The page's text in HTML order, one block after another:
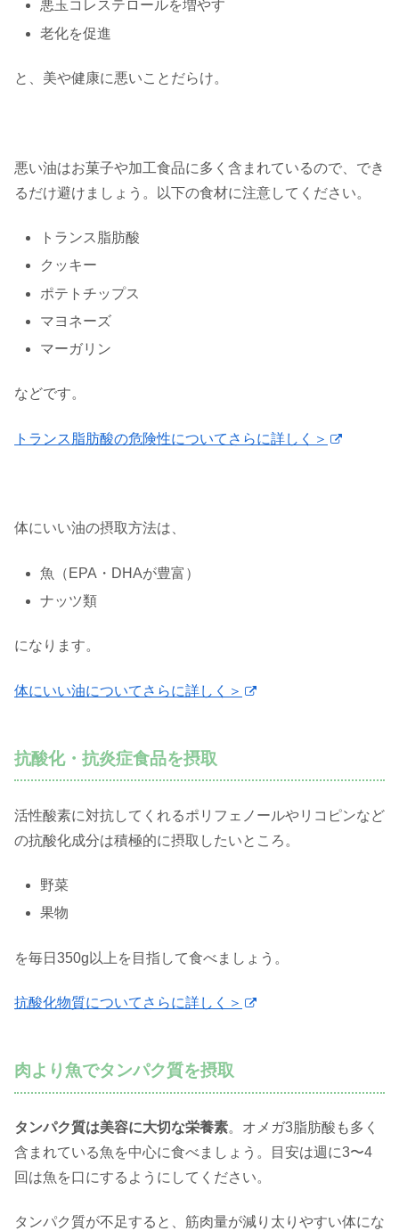
悪玉コレステロールを増やす
老化を促進
と、美や健康に悪いことだらけ。
悪い油はお菓子や加工食品に多く含まれているので、でき
るだけ避けましょう。以下の食材に注意してください。
トランス脂肪酸
クッキー
ポテトチップス
マヨネーズ
マーガリン
などです。
トランス脂肪酸の危険性についてさらに詳しく＞
体にいい油の摂取方法は、
魚（EPA・DHAが豊富）
ナッツ類
になります。
体にいい油についてさらに詳しく＞
抗酸化・抗炎症食品を摂取
活性酸素に対抗してくれるポリフェノールやリコピンなど
の抗酸化成分は積極的に摂取したいところ。
野菜
果物
を毎日350g以上を目指して食べましょう。
抗酸化物質についてさらに詳しく＞
肉より魚でタンパク質を摂取
タンパク質は美容に大切な栄養素。オメガ3脂肪酸も多く
含まれている魚を中心に食べましょう。目安は週に3〜4
回は魚を口にするようにしてください。
タンパク質が不足すると、筋肉量が減り太りやすい体にな